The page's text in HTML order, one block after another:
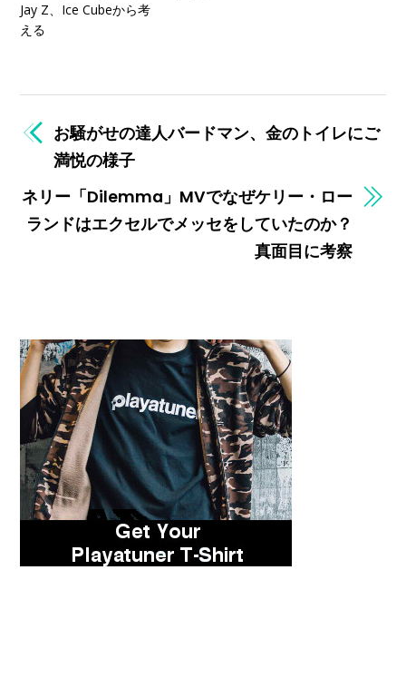
Jay Z、Ice Cubeから考
える
お騒がせの達人バードマン、金のトイレにご
満悦の様子
ネリー「Dilemma」MVでなぜケリー・ロー
ランドはエクセルでメッセをしていたのか？
真面目に考察